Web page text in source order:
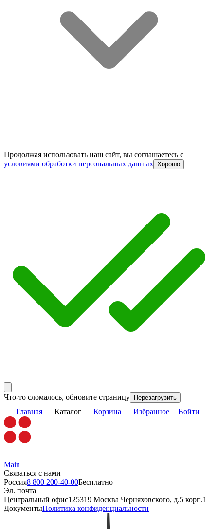
Продолжая использовать наш сайт, вы соглашаетесь c
условиями обработки персональных данных Хорошо
Что-то сломалось, обновите страницу Перезагрузить
Главная Каталог Корзина Избранное Войти
Main
Связаться с нами
Россия8 800 200-40-00Бесплатно
Эл. почта
Центральный офис125319 Москва Черняховского, д.5 корп.1
ДокументыПолитика конфиденциальности